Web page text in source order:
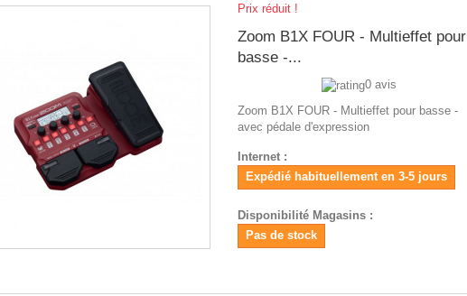
Prix réduit !
Zoom B1X FOUR - Multieffet pour
basse -...
0 avis
Zoom B1X FOUR - Multieffet pour basse -
avec pédale d'expression
Internet :
Expédié habituellement en 3-5 jours
Disponibilité Magasins :
Pas de stock